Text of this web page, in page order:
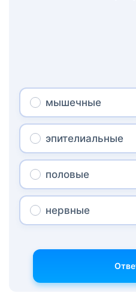
мышечные
эпителиальные
половые
нервные